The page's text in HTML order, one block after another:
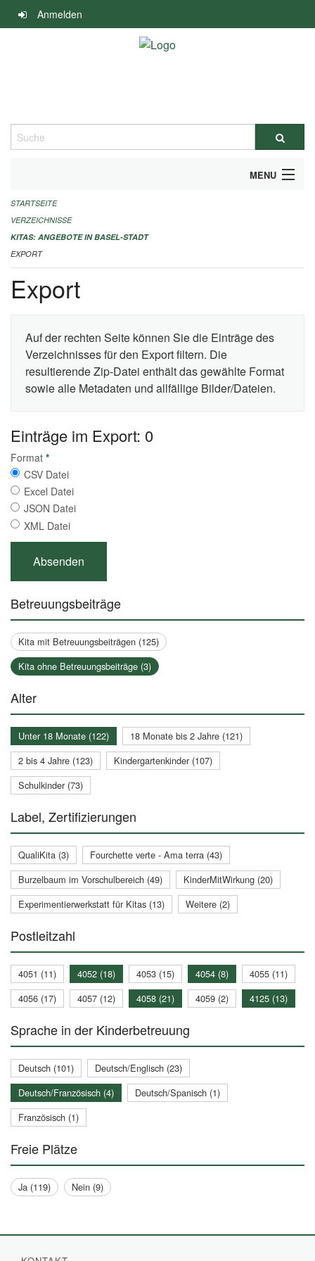
Navigation
überspringen
Anmelden
Suche
MENU
ALLGEMEINE INFORMATIONEN
IMPRESSUM
STARTSEITE
VERZEICHNISSE
KITAS: ANGEBOTE IN BASEL-STADT
EXPORT
Export
Auf der rechten Seite können Sie die Einträge des
Verzeichnisses für den Export filtern. Die
resultierende Zip-Datei enthält das gewählte Format
sowie alle Metadaten und allfällige Bilder/Dateien.
Einträge im Export: 0
Format *
CSV Datei
Excel Datei
JSON Datei
XML Datei
Betreuungsbeiträge
Kita mit Betreuungsbeiträgen (125)
Kita ohne Betreuungsbeiträge (3)
Alter
Unter 18 Monate (122)
18 Monate bis 2 Jahre (121)
2 bis 4 Jahre (123)
Kindergartenkinder (107)
Schulkinder (73)
Label, Zertifizierungen
QualiKita (3)
Fourchette verte - Ama terra (43)
Burzelbaum im Vorschulbereich (49)
KinderMitWirkung (20)
Experimentierwerkstatt für Kitas (13)
Weitere (2)
Postleitzahl
4051 (11) 4052 (18) 4053 (15) 4054 (8)
4055 (11)
4056 (17)
4057 (12) 4058 (21) 4059 (2) 4125 (13)
Sprache in der Kinderbetreuung
Deutsch (101)
Deutsch/Englisch (23)
Deutsch/Französisch (4)
Deutsch/Spanisch (1)
Französisch (1)
Freie Plätze
Ja (119) Nein (9)